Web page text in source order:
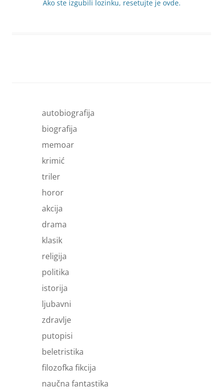
Ako ste izgubili lozinku, resetujte je ovde.
autobiografija
biografija
memoar
krimić
triler
horor
akcija
drama
klasik
religija
politika
istorija
ljubavni
zdravlje
putopisi
beletristika
filozofka fikcija
naučna fantastika